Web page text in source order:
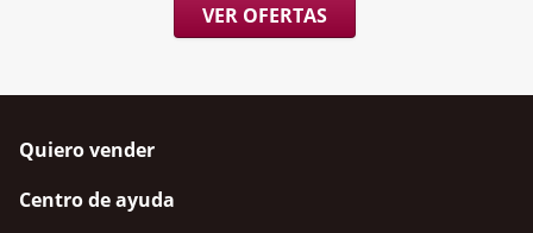
VER OFERTAS
Quiero vender
Centro de ayuda